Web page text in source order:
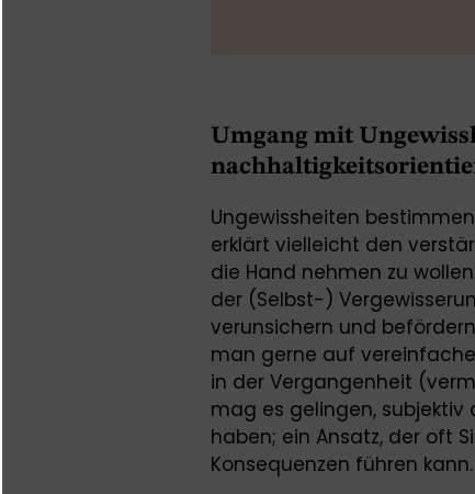
Umgang mit
Ungewissheiten
erklärt vielleicht den
die Hand nehmen zu
der (Selbst-)
verunsichern und
man gerne auf
in der Vergangenheit
mag es gelingen, subjektiv
haben; ein Ansatz, der oft
Konsequenzen führen kann.